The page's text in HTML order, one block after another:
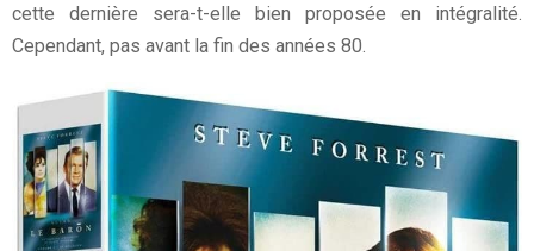
cette dernière sera-t-elle bien proposée en intégralité.
Cependant, pas avant la fin des années 80.